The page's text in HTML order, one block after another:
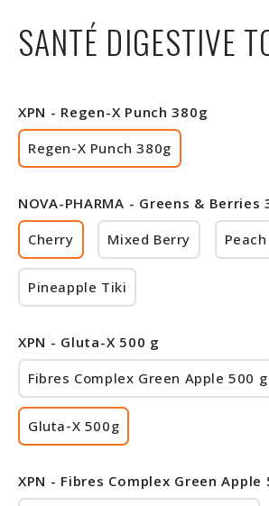
SANTÉ DIGESTIVE
XPN - Regen-X Punch 380g
Regen-X Punch 380g
NOVA-PHARMA - Greens & Berries
Cherry
Mixed Berry Peach
Pineapple Tiki
XPN - Gluta-X 500 g
Fibres Complex Green Apple 500 g
Gluta-X 500g
XPN - Fibres Complex Green Apple